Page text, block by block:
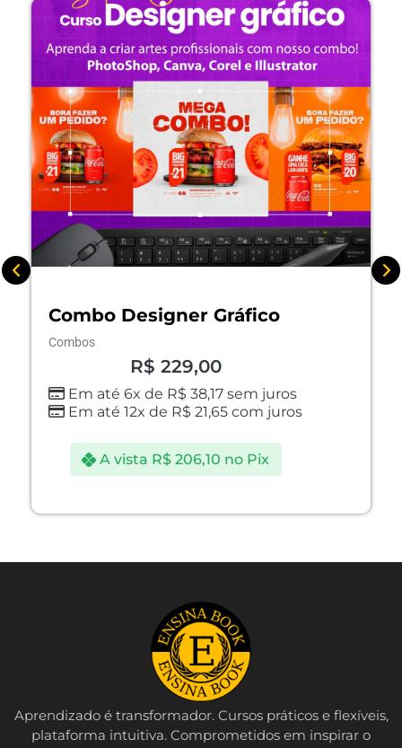
Combo Designer Gráfico
Combos
R$229,00
Em até 6x deR$38,17sem juros
Em até 12x deR$21,65com juros
A vista R$206,10 no Pix
Aprendizado é transformador. Cursos práticos e flexíveis,
plataforma intuitiva. Comprometidos em inspirar o